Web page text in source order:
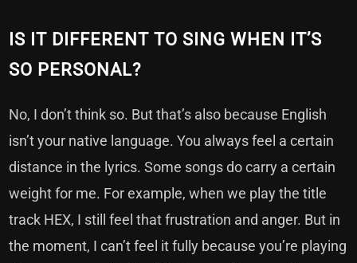
IS IT DIFFERENT TO SING WHEN IT’S
SO PERSONAL?
No, I don’t think so. But that’s also because English
isn’t your native language. You always feel a certain
distance in the lyrics. Some songs do carry a certain
weight for me. For example, when we play the title
track HEX, I still feel that frustration and anger. But in
the moment, I can’t feel it fully because you’re playing